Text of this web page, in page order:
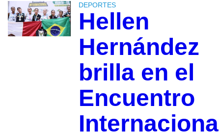
DEPORTES
Hellen
Hernández
brilla en el
Encuentro